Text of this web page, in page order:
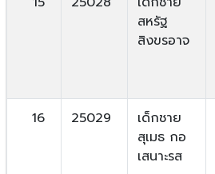
สหรัฐ
สิงขรอาจ
16 25029
เด็กชาย
สุเมธ กอ
เสนาะรส